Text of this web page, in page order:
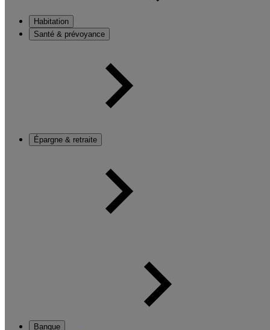
Habitation
Santé & prévoyance
Épargne & retraite
Banque